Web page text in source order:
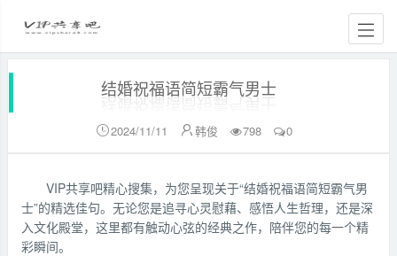
结婚祝福语简短霸气男士
2024/11/11 韩俊 798 0
VIP共享吧精心搜集，为您呈现关于“结婚祝福语简短霸气男
士”的精选佳句。无论您是追寻心灵慰藉、感悟人生哲理，还是深
入文化殿堂，这里都有触动心弦的经典之作，陪伴您的每一个精
彩瞬间。